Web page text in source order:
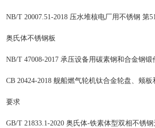
NB/T 20007.51-2018 压水堆核电厂用不锈钢 第
奥氏体不锈钢板
NB/T 47008-2017 承压设备用碳素钢和合金钢锻
CB 20424-2018 舰船燃气轮机钛合金轮盘、颊
要求
GB/T 21833.1-2020 奥氏体-铁素体型双相不锈